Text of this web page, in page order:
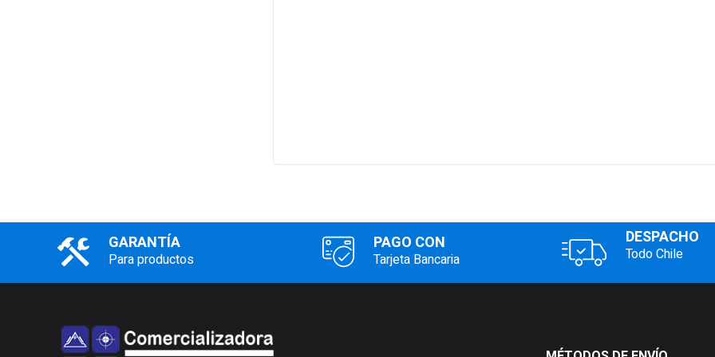
GARANTÍA
Para productos
PAGO CON
Tarjeta Bancaria
DESPACHO
Todo Chile